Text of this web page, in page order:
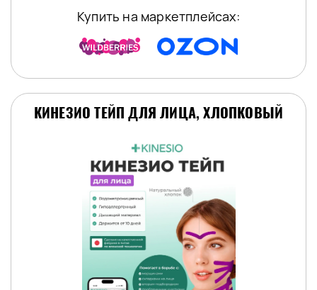
Купить на маркетплейсах:
КИНЕЗИО ТЕЙП ДЛЯ ЛИЦА, ХЛОПКОВЫЙ